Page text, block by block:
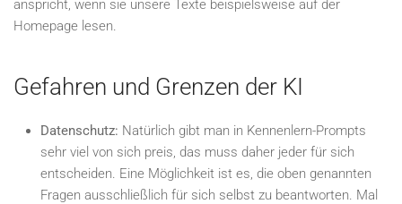
anspricht, wenn sie unsere Texte beispielsweise auf der
Homepage lesen.
Gefahren und Grenzen der KI
Datenschutz: Natürlich gibt man in Kennenlern-Prompts
sehr viel von sich preis, das muss daher jeder für sich
entscheiden. Eine Möglichkeit ist es, die oben genannten
Fragen ausschließlich für sich selbst zu beantworten. Mal